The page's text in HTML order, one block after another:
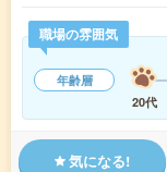
職場の雰囲気
年齢層
20代
気になる!